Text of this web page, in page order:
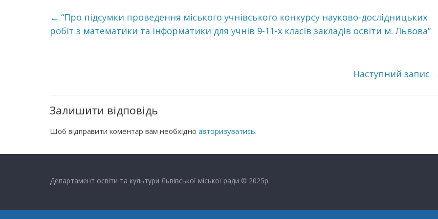
← “Про підсумки проведення міського учнівського конкурсу науково-дослідницьких
робіт з математики та інформатики для учнів 9-11-х класів закладів освіти м. Львова”
Наступний запис
Залишити відповідь
Щоб відправити коментар вам необхідно авторизуватись.
Департамент освіти та культури Львівської міської ради © 2025р.